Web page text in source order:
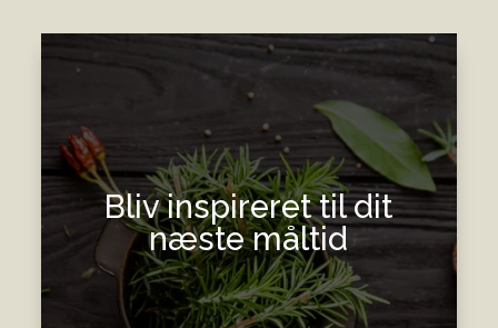
Bliv inspireret til dit
næste måltid